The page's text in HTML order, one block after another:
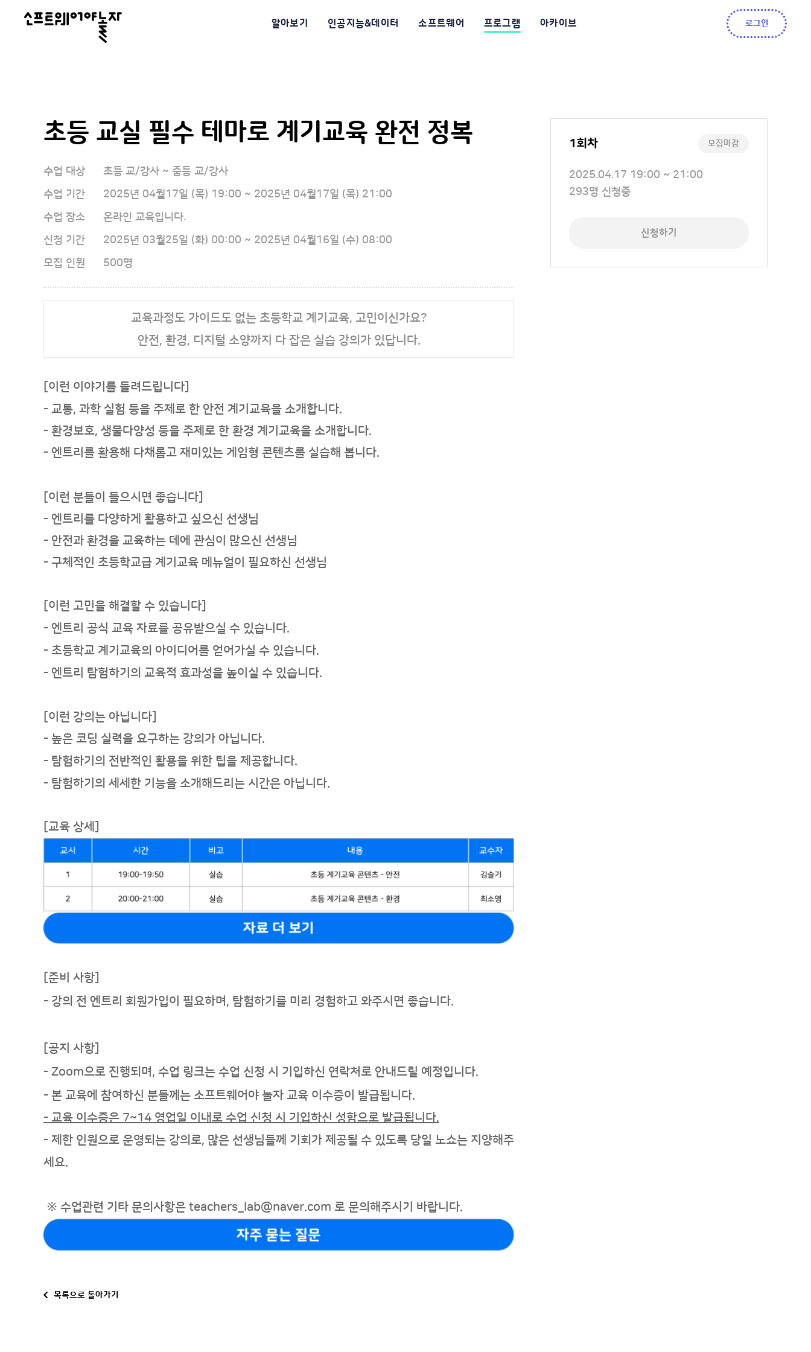
소
야
자
알아보기 인공지능&데이터 소프트웨어 프로그램 아카이브 로그인
초등 교실 필수 테마로 계기교육 완전 정복
수업 대상
초등 교/강사 ~ 중등 교/강사
수업 기간
2025년 04월17일 (목) 19:00 ~ 2025년 04월17일 (목) 21:00
수업 장소
온라인 교육입니다.
신청 기간
2025년 03월25일 (화) 00:00 ~ 2025년 04월16일 (수) 08:00
모집 인원
500명
교육과정도 가이드도 없는 초등학교 계기교육, 고민이신가요?
안전, 환경, 디지털 소양까지 다 잡은 실습 강의가 있답니다.
[이런 이야기를 들려드립니다]
- 교통, 과학 실험 등을 주제로 한 안전 계기교육을 소개합니다.
- 환경보호, 생물다양성 등을 주제로 한 환경 계기교육을 소개합니다.
- 엔트리를 활용해 다채롭고 재미있는 게임형 콘텐츠를 실습해 봅니다.
[이런 분들이 들으시면 좋습니다]
- 엔트리를 다양하게 활용하고 싶으신 선생님
- 안전과 환경을 교육하는 데에 관심이 많으신 선생님
- 구체적인 초등학교급 계기교육 메뉴얼이 필요하신 선생님
[이런 고민을 해결할 수 있습니다]
- 엔트리 공식 교육 자료를 공유받으실 수 있습니다.
- 초등학교 계기교육의 아이디어를 얻어가실 수 있습니다.
- 엔트리 탐험하기의 교육적 효과성을 높이실 수 있습니다.
[이런 강의는 아닙니다]
- 높은 코딩 실력을 요구하는 강의가 아닙니다.
- 탐험하기의 전반적인 활용을 위한 팁을 제공합니다.
- 탐험하기의 세세한 기능을 소개해드리는 시간은 아닙니다.
[교육 상세]
[준비 사항
- 강의 전 엔트리 회원가입이 필요하며, 탐험하기를 미리 경험하고 와주시면 좋습니다.
[공지 사항]
- Zoom으로 진행되며, 수업 링크는 수업 신청 시 기입하신 연락처로 안내드릴 예정입니다.
- 본 교육에 참여하신 분들께는 소프트웨어야 놀자 교육 이수증이 발급됩니다.
- 교육 이수증은 7~14 영업일 이내로 수업 신청 시 기입하신 성함으로 발급됩니다.
- 제한 인원으로 운영되는 강의로, 많은 선생님들께 기회가 제공될 수 있도록 당일 노쇼는 지양해주
세요.
※ 수업관련 기타 문의사항은 teachers_lab@naver.com 로 문의해주시기 바랍니다.
모집마감
1회차
교
육
2025.04.17 19:00 ~ 21:00
신
293명 신청중
신청하기
목록으로 돌아가기